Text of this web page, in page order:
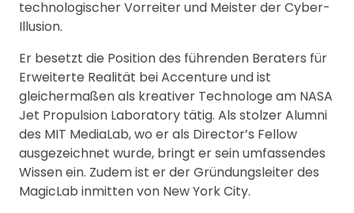
technologischer Vorreiter und Meister der Cyber-
Illusion.
Er besetzt die Position des führenden Beraters für
Erweiterte Realität bei Accenture und ist
gleichermaßen als kreativer Technologe am NASA
Jet Propulsion Laboratory tätig. Als stolzer Alumni
des MIT MediaLab, wo er als Director’s Fellow
ausgezeichnet wurde, bringt er sein umfassendes
Wissen ein. Zudem ist er der Gründungsleiter des
MagicLab inmitten von New York City.